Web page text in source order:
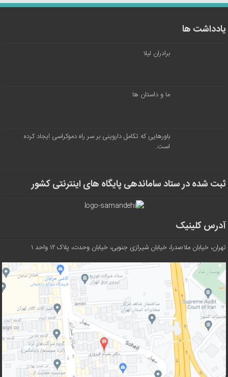
یادداشت ها
برادران لیلا
ما و داستان ها
باورهایی که تکامل داروینی بر سر راه دموکراسی ایجاد کرده
است.
ثبت شده در ستاد ساماندهی پایگاه های اینترنتی کشور
آدرس کلینیک
تهران، خیابان ملاصدرا، خیابان شیرازی جنوبی، خیابان وحدت، پلاک ۱۲ واحد ۱